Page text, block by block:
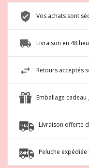
Vos achats sont
Livraison en 48
Retours acceptés
Emballage cadeau
Livraison offerte
Peluche